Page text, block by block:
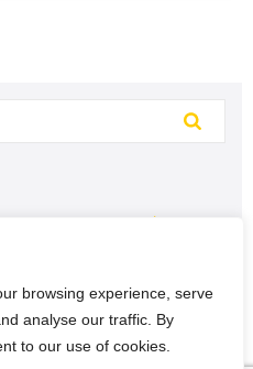
browsing experience, serve
analyse our traffic. By
to our use of cookies.
lai hơn? – Chưa chắc –
học: sinh viên IT và
kĩ năng của một người